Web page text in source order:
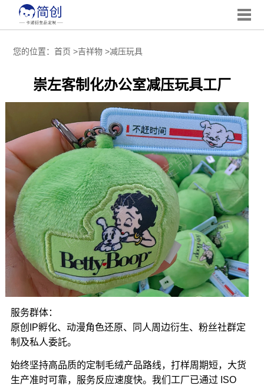
您的位置： 首页 >吉祥物>减压玩具
崇左客制化办公室减压玩具工厂
服务群体：
原创IP孵化、动漫角色还原、同人周边衍生、粉丝社群定
制及私人委託。
始终坚持高品质的定制毛绒产品路线，打样周期短，大货
生产准时可靠，服务反应速度快。我们工厂已通过 ISO